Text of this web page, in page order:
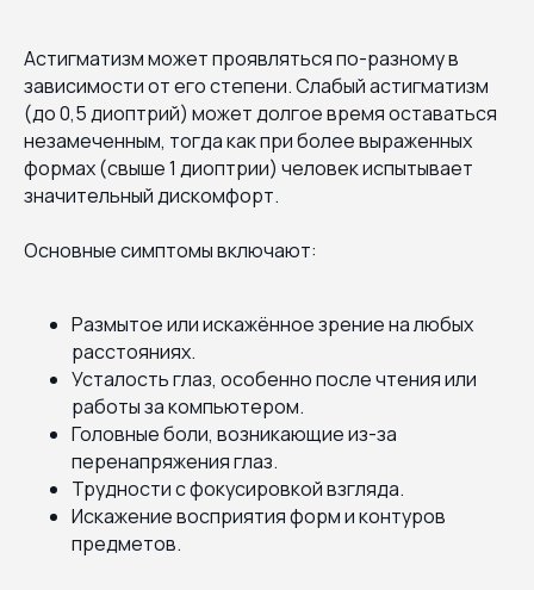
Астигматизм может проявляться по-разному в
зависимости от его степени. Слабый астигматизм
(до 0,5 диоптрий) может долгое время оставаться
незамеченным, тогда как при более выраженных
формах (свыше 1 диоптрии) человек испытывает
значительный дискомфорт.
Основные симптомы включают:
Размытое или искажённое зрение на любых
расстояниях.
Усталость глаз, особенно после чтения или
работы за компьютером.
Головные боли, возникающие из-за
перенапряжения глаз.
Трудности с фокусировкой взгляда.
Искажение восприятия форм и контуров
предметов.